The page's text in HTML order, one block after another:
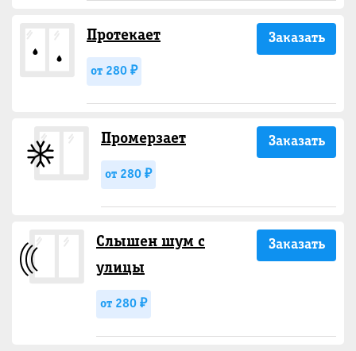
Протекает
от 280 ₽
Заказать
Промерзает
от 280 ₽
Заказать
Слышен шум с
улицы
от 280 ₽
Заказать